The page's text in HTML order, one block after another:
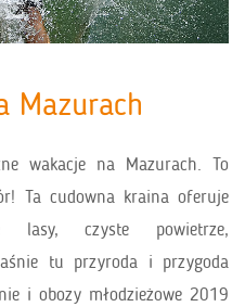
Mazurach
wakacje na Mazurach. To
Ta cudowna kraina oferuje
lasy, czyste powietrze,
tu przyroda i przygoda
i obozy młodzieżowe 2019